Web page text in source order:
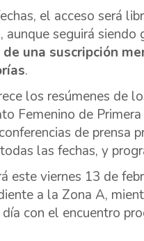
el acceso será
seguirá
una suscripción
.
los resúmenes de
Femenino de
de prensa
las fechas, y
este viernes 13 de
a la Zona A,
con el encuentro